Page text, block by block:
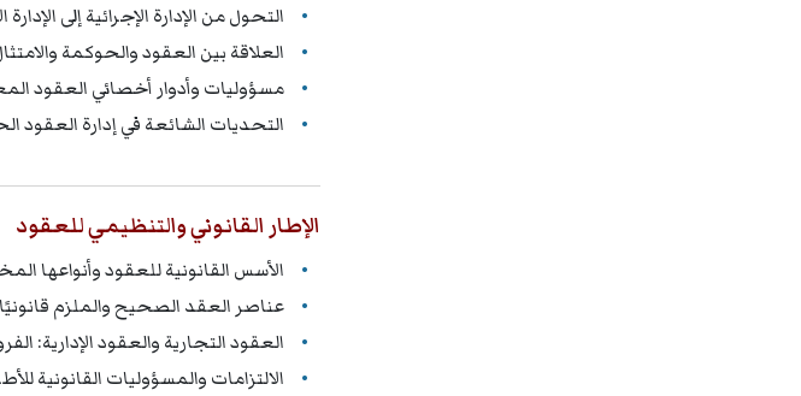
التحول من الإدارة الإجرائية إلى
العلاقة بين العقود والحوكمة
مسؤوليات وأدوار أخصائي العقود
التحديات الشائعة في إدارة العقود
الإطار القانوني والتنظيمي للعقود
الأسس القانونية للعقود وأنواعها
عناصر العقد الصحيح والملزم قانونيًا
العقود التجارية والعقود الإدارية:
الالتزامات والمسؤوليات القانونية